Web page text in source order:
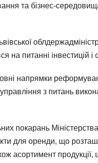
та бізнес-
на питанні інвестицій
напрямки
з питань
покарань
для оренди, що
асортимент